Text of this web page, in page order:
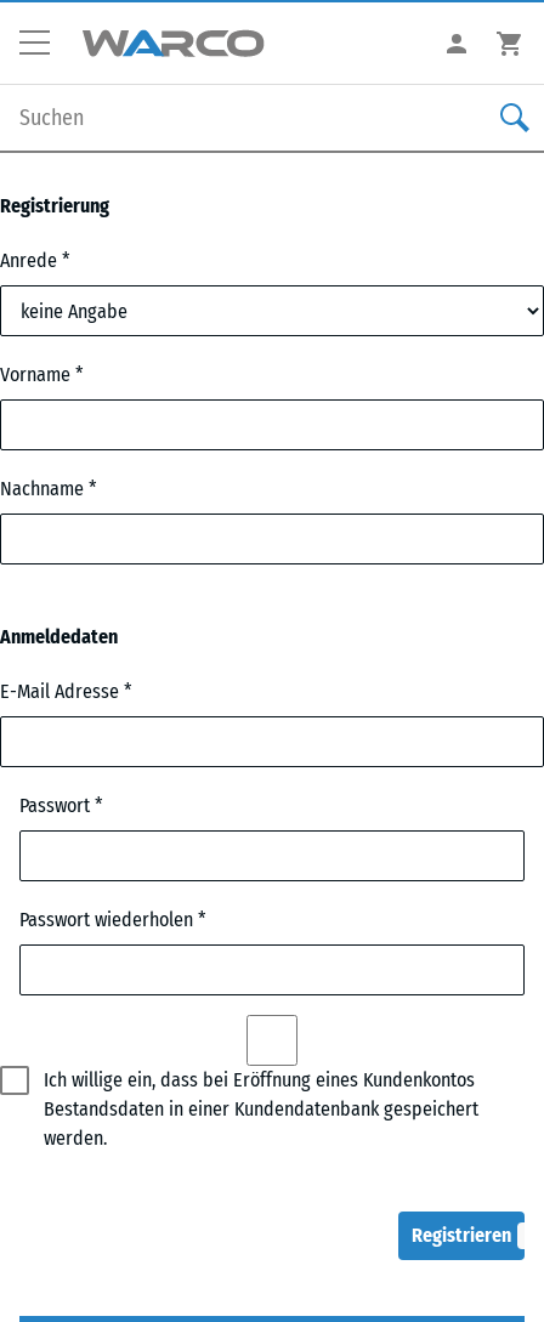
Registrierung
Anrede
Vorname
Nachname
Anmeldedaten
E-Mail Adresse
Passwort
Passwort wiederholen
Ich willige ein, dass bei Eröffnung eines Kundenkontos
Bestandsdaten in einer Kundendatenbank gespeichert
werden.
Registrieren